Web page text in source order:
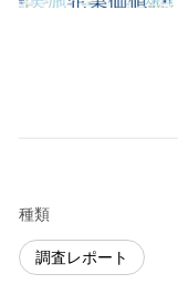
種類
調査レポート